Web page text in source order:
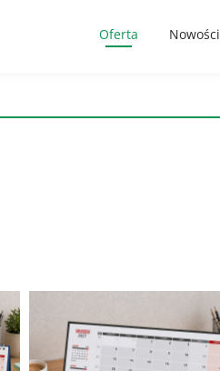
Oferta Nowości